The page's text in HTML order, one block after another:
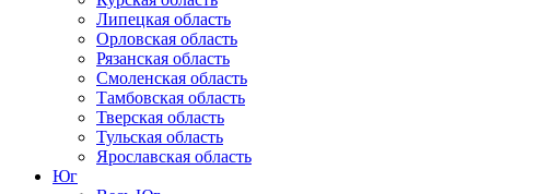
Липецкая область
Орловская область
Рязанская область
Смоленская область
Тамбовская область
Тверская область
Тульская область
Ярославская область
Юг